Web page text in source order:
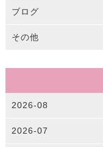
ブログ
その他
2026-08
2026-07